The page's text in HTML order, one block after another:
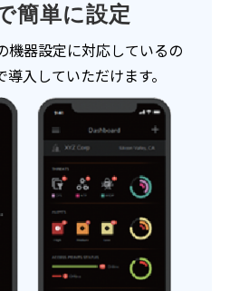
簡単に設定
機器設定に対応しているの
入していただけます。